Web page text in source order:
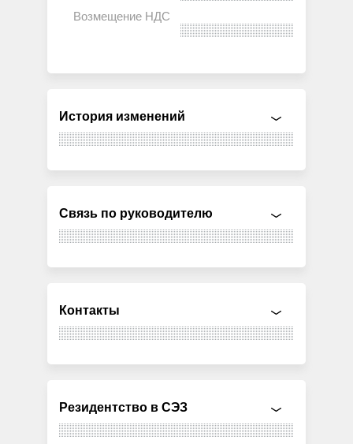
История изменений
Связь по руководителю
Контакты
Резидентство в СЭЗ